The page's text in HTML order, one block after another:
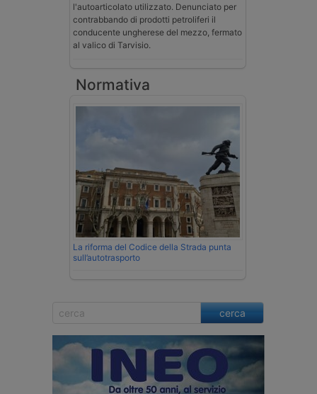
l'autoarticolato utilizzato. Denunciato per
contrabbando di prodotti petroliferi il
conducente ungherese del mezzo, fermato
al valico di Tarvisio.
Normativa
La riforma del Codice della Strada punta
sull’autotrasporto
cerca